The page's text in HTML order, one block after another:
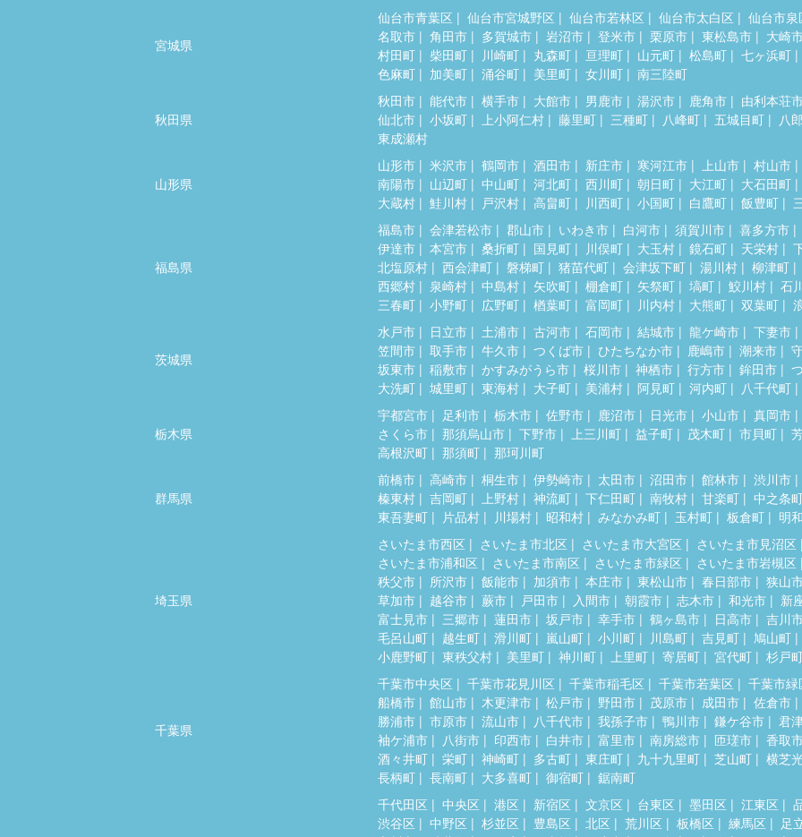
宮城県
仙台市青葉区 仙台市宮城野区 仙台市若林区 仙台市太白区
仙台市泉
名取市
角田市 多賀城市 岩沼市 登米市 栗原市 東松島市
大崎
村田町
柴田町 川崎町 丸森町 亘理町 山元町 松島町
七ヶ浜町
色麻町
加美町 涌谷町 美里町 女川町 南三陸町
秋田県
秋田市 能代市 横手市 大館市 男鹿市 湯沢市 鹿角市
由利本荘
仙北市
小坂町 上小阿仁村 藤里町 三種町 八峰町 五城目町
八
東成瀬村
山形県
山形市 米沢市 鶴岡市 酒田市 新庄市 寒河江市 上山市
村山市
南陽市
山辺町 中山町 河北町 西川町 朝日町 大江町
大石田町
大蔵村
鮭川村 戸沢村 高畠町 川西町 小国町 白鷹町 飯豊町
福島県
福島市 会津若松市 郡山市 いわき市 白河市 須賀川市
喜多方市
伊達市
本宮市 桑折町 国見町 川俣町 大玉村 鏡石町 天栄村
北塩原村
西会津町 磐梯町 猪苗代町 会津坂下町 湯川村
柳津町
西郷村
泉崎村 中島村 矢吹町 棚倉町 矢祭町 塙町 鮫川村
石
三春町
小野町 広野町 楢葉町 富岡町 川内村 大熊町 双葉町
茨城県
水戸市 日立市 土浦市 古河市 石岡市 結城市 龍ケ崎市
下妻市
笠間市
取手市 牛久市 つくば市 ひたちなか市 鹿嶋市 潮来市
坂東市
稲敷市 かすみがうら市 桜川市 神栖市 行方市 鉾田市
大洗町
城里町 東海村 大子町 美浦村 阿見町 河内町 八千代町
栃木県
宇都宮市 足利市 栃木市 佐野市 鹿沼市 日光市 小山市
真岡市
さくら市
那須烏山市 下野市 上三川町 益子町 茂木町 市貝町
高根沢町
那須町 那珂川町
群馬県
前橋市 高崎市 桐生市 伊勢崎市 太田市 沼田市 館林市
渋川市
榛東村
吉岡町 上野村 神流町 下仁田町 南牧村 甘楽町
中之条
東吾妻町
片品村 川場村 昭和村 みなかみ町 玉村町 板倉町 明
埼玉県
さいたま市西区 さいたま市北区 さいたま市大宮区
さいたま市見沼区
さいたま市浦和区
さいたま市南区 さいたま市緑区
さいたま市岩槻区
秩父市
所沢市 飯能市 加須市 本庄市 東松山市 春日部市
狭山
草加市
越谷市 蕨市 戸田市 入間市 朝霞市 志木市 和光市
新
富士見市
三郷市 蓮田市 坂戸市 幸手市 鶴ヶ島市 日高市
吉川
毛呂山町
越生町 滑川町 嵐山町 小川町 川島町 吉見町
鳩山町
小鹿野町
東秩父村 美里町 神川町 上里町 寄居町 宮代町 杉戸
千葉県
千葉市中央区 千葉市花見川区 千葉市稲毛区 千葉市若葉区
千葉市緑
船橋市
館山市 木更津市 松戸市 野田市 茂原市 成田市
佐倉市
勝浦市
市原市 流山市 八千代市 我孫子市 鴨川市 鎌ケ谷市
君
袖ケ浦市
八街市 印西市 白井市 富里市 南房総市 匝瑳市
香取
酒々井町
栄町 神崎町 多古町 東庄町 九十九里町 芝山町
横芝
長柄町
長南町 大多喜町 御宿町
鋸南町
千代田区
中央区 港区 新宿区 文京区 台東区 墨田区 江東区
渋谷区
中野区 杉並区 豊島区 北区 荒川区 板橋区 練馬区
足